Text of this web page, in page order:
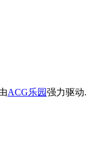
ACG乐园强力驱动.